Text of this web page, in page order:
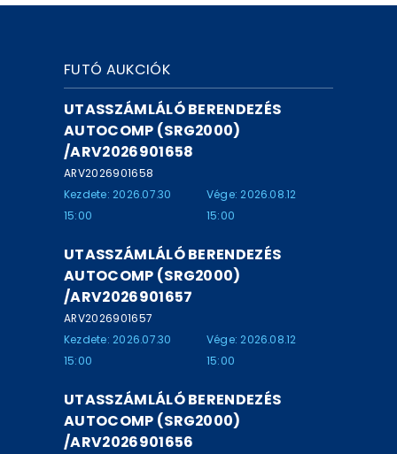
FUTÓ AUKCIÓK
UTASSZÁMLÁLÓ BERENDEZÉS
AUTOCOMP (SRG2000)
/ARV2026901658
ARV2026901658
Kezdete: 2026.07.30
15:00
Vége: 2026.08.12
15:00
UTASSZÁMLÁLÓ BERENDEZÉS
AUTOCOMP (SRG2000)
/ARV2026901657
ARV2026901657
Kezdete: 2026.07.30
15:00
Vége: 2026.08.12
15:00
UTASSZÁMLÁLÓ BERENDEZÉS
AUTOCOMP (SRG2000)
/ARV2026901656